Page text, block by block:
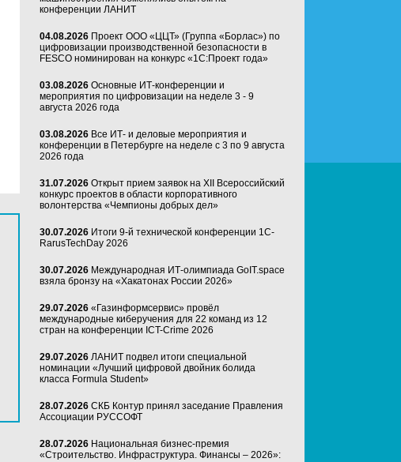
конференции ЛАНИТ
04.08.2026 Проект ООО «ЦЦТ» (Группа «Борлас») по
цифровизации производственной безопасности в
FESCO номинирован на конкурс «1С:Проект года»
03.08.2026 Основные ИТ-конференции и
мероприятия по цифровизации на неделе 3 - 9
августа 2026 года
03.08.2026 Все ИТ- и деловые мероприятия и
конференции в Петербурге на неделе с 3 по 9 августа
2026 года
31.07.2026 Открыт прием заявок на XII Всероссийский
конкурс проектов в области корпоративного
волонтерства «Чемпионы добрых дел»
30.07.2026 Итоги 9-й технической конференции 1C-
RarusTechDay 2026
30.07.2026 Международная ИТ-олимпиада GoIT.space
взяла бронзу на «Хакатонах России 2026»
29.07.2026 «Газинформсервис» провёл
международные киберучения для 22 команд из 12
стран на конференции ICT-Crime 2026
29.07.2026 ЛАНИТ подвел итоги специальной
номинации «Лучший цифровой двойник болида
класса Formula Student»
28.07.2026 СКБ Контур принял заседание Правления
Ассоциации РУССОФТ
28.07.2026 Национальная бизнес-премия
«Строительство. Инфраструктура. Финансы – 2026»: